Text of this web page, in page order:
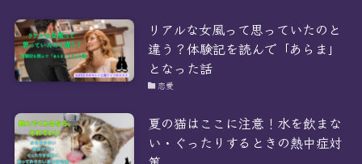
リアルな女風って思っていたのと
違う？体験記を読んで「あらま」
となった話
恋愛
夏の猫はここに注意！水を飲まな
い・ぐったりするときの熱中症対